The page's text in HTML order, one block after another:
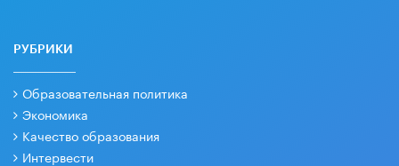
РУБРИКИ
Образовательная политика
Экономика
Качество образования
Интервести